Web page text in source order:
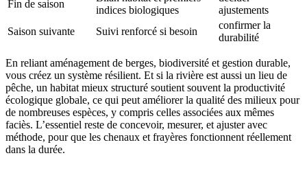
Fin de saison
indices biologiques
ajustements
Saison suivante
Suivi renforcé si besoin
confirmer la
durabilité
En reliant aménagement de berges, biodiversité et gestion durable,
vous créez un système résilient. Et si la rivière est aussi un lieu de
pêche, un habitat mieux structuré soutient souvent la productivité
écologique globale, ce qui peut améliorer la qualité des milieux pour
de nombreuses espèces, y compris celles associées aux mêmes
faciès. L’essentiel reste de concevoir, mesurer, et ajuster avec
méthode, pour que les chenaux et frayères fonctionnent réellement
dans la durée.